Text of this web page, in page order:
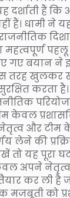
दर्शाती हैं
हैं। धामी
पहलू
गए बयान
तरह खुलकर
करता
केवल
और टीम के
लेने की
तो यह पूरा
अपने नेतृत्व
कर ली
मजबूती को